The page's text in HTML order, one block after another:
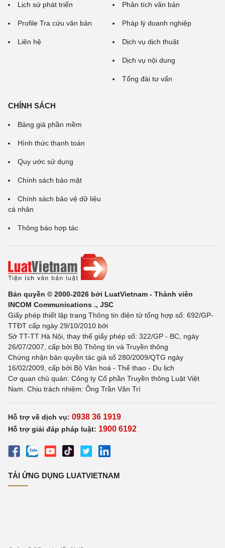
Lịch sử phát triển
Profile Tra cứu văn bản
Liên hệ
Phân tích văn bản
Pháp lý doanh nghiệp
Dịch vụ dịch thuật
Dịch vụ nội dung
Tổng đài tư vấn
CHÍNH SÁCH
Bảng giá phần mềm
Hình thức thanh toán
Quy ước sử dụng
Chính sách bảo mật
Chính sách bảo vệ dữ liệu
cá nhân
Thông báo hợp tác
Bản quyền © 2000-2026 bởi LuatVietnam - Thành viên
INCOM Communications ., JSC
Giấy phép thiết lập trang Thông tin điện tử tổng hợp số: 692/GP-
TTĐT cấp ngày 29/10/2010 bởi
Sở TT-TT Hà Nội, thay thế giấy phép số: 322/GP - BC, ngày
26/07/2007, cấp bởi Bộ Thông tin và Truyền thông
Chứng nhận bản quyền tác giả số 280/2009/QTG ngày
16/02/2009, cấp bởi Bộ Văn hoá - Thể thao - Du lịch
Cơ quan chủ quản: Công ty Cổ phần Truyền thông Luật Việt
Nam. Chịu trách nhiệm: Ông Trần Văn Trí
Hỗ trợ về dịch vụ: 0938 36 1919
Hỗ trợ giải đáp pháp luật: 1900 6192
TẢI ỨNG DỤNG LUATVIETNAM